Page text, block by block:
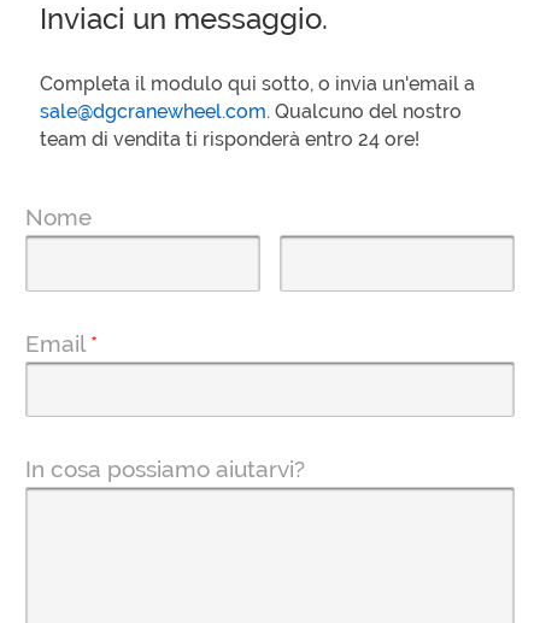
Inviaci un messaggio.
Completa il modulo qui sotto, o invia un'email a
sale@dgcranewheel.com. Qualcuno del nostro
team di vendita ti risponderà entro 24 ore!
Nome
Email *
In cosa possiamo aiutarvi?